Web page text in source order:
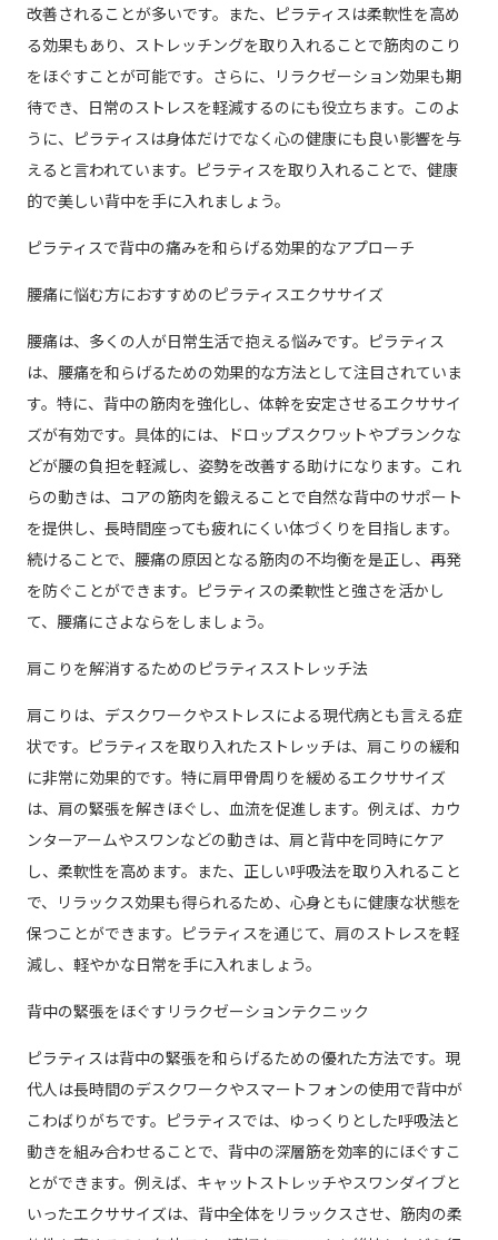
改善されることが多いです。また、ピラティスは柔軟性を高め
る効果もあり、ストレッチングを取り入れることで筋肉のこり
をほぐすことが可能です。さらに、リラクゼーション効果も期
待でき、日常のストレスを軽減するのにも役立ちます。このよ
うに、ピラティスは身体だけでなく心の健康にも良い影響を与
えると言われています。ピラティスを取り入れることで、健康
的で美しい背中を手に入れましょう。
ピラティスで背中の痛みを和らげる効果的なアプローチ
腰痛に悩む方におすすめのピラティスエクササイズ
腰痛は、多くの人が日常生活で抱える悩みです。ピラティス
は、腰痛を和らげるための効果的な方法として注目されていま
す。特に、背中の筋肉を強化し、体幹を安定させるエクササイ
ズが有効です。具体的には、ドロップスクワットやプランクな
どが腰の負担を軽減し、姿勢を改善する助けになります。これ
らの動きは、コアの筋肉を鍛えることで自然な背中のサポート
を提供し、長時間座っても疲れにくい体づくりを目指します。
続けることで、腰痛の原因となる筋肉の不均衡を是正し、再発
を防ぐことができます。ピラティスの柔軟性と強さを活かし
て、腰痛にさよならをしましょう。
肩こりを解消するためのピラティスストレッチ法
肩こりは、デスクワークやストレスによる現代病とも言える症
状です。ピラティスを取り入れたストレッチは、肩こりの緩和
に非常に効果的です。特に肩甲骨周りを緩めるエクササイズ
は、肩の緊張を解きほぐし、血流を促進します。例えば、カウ
ンターアームやスワンなどの動きは、肩と背中を同時にケア
し、柔軟性を高めます。また、正しい呼吸法を取り入れること
で、リラックス効果も得られるため、心身ともに健康な状態を
保つことができます。ピラティスを通じて、肩のストレスを軽
減し、軽やかな日常を手に入れましょう。
背中の緊張をほぐすリラクゼーションテクニック
ピラティスは背中の緊張を和らげるための優れた方法です。現
代人は長時間のデスクワークやスマートフォンの使用で背中が
こわばりがちです。ピラティスでは、ゆっくりとした呼吸法と
動きを組み合わせることで、背中の深層筋を効率的にほぐすこ
とができます。例えば、キャットストレッチやスワンダイブと
いったエクササイズは、背中全体をリラックスさせ、筋肉の柔